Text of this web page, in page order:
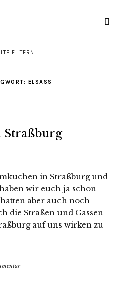
FILTERN
ELSASS
Straßburg
in Straßburg und
wir euch ja schon
aber auch noch
die Straßen und Gassen
auf uns wirken zu